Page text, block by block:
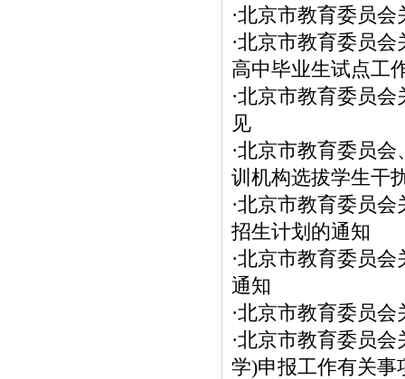
·北京市教育委员会
·北京市教育委员会
高中毕业生试点工
·北京市教育委员会
见
·北京市教育委员会
训机构选拔学生干
·北京市教育委员会
招生计划的通知
·北京市教育委员会
通知
·北京市教育委员会
·北京市教育委员会
学)申报工作有关事